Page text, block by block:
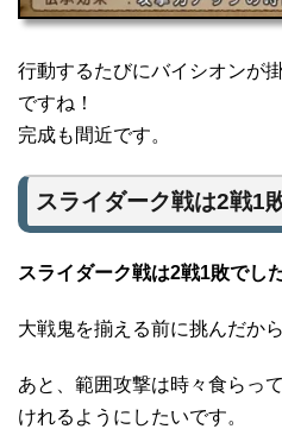
行動するたびにバイシオンが
ですね！
完成も間近です。
スライダーク戦は2戦1
スライダーク戦は2戦1敗でした
大戦鬼を揃える前に挑んだか
あと、範囲攻撃は時々食らっ
けれるようにしたいです。